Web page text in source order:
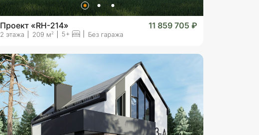
Проект «RH-214» 11 859 705 ₽
2 этажа 209 м2 5+ Без гаража